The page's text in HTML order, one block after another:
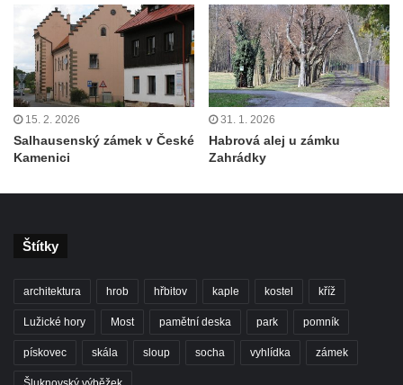
15. 2. 2026
Salhausenský zámek v České
Kamenici
31. 1. 2026
Habrová alej u zámku
Zahrádky
Štítky
architektura hrob hřbitov kaple kostel kříž
Lužické hory Most pamětní deska park pomník
pískovec skála sloup socha vyhlídka zámek